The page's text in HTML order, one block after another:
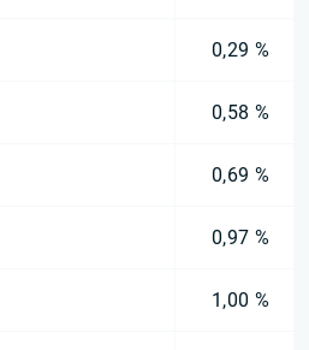
0,29 %
0,58 %
0,69 %
0,97 %
1,00 %